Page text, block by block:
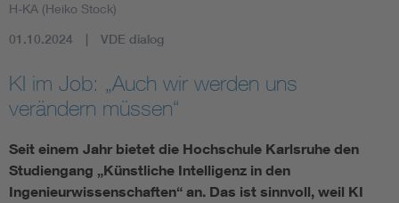
H-KA (Heiko Stock)
01.10.2024 VDE dialog
KI im Job: „Auch wir werden uns
verändern müssen“
Seit einem Jahr bietet die Hochschule Karlsruhe den
Studiengang „Künstliche Intelligenz in den
Ingenieurwissenschaften“ an. Das ist sinnvoll, weil KI